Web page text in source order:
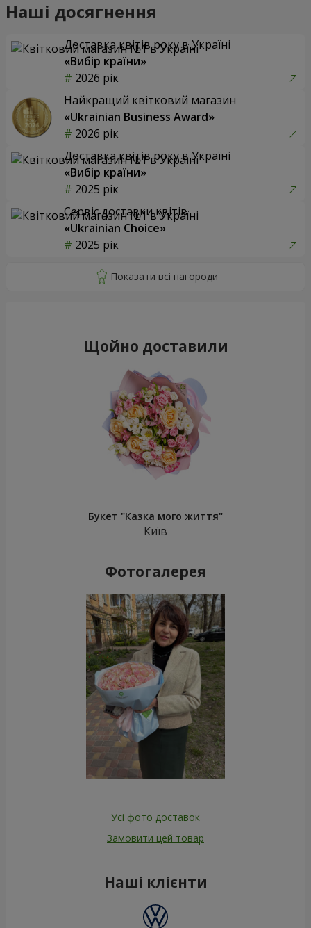
Наші досягнення
Доставка квітів року в Україні
«Вибір країни»
2026 рік
Найкращий квітковий магазин
«Ukrainian Business Award»
2026 рік
Доставка квітів року в Україні
«Вибір країни»
2025 рік
Сервіс доставки квітів
«Ukrainian Choice»
2025 рік
Щойно доставили
Букет "Казка мого життя"
Київ
Фотогалерея
Усі фото доставок
Замовити цей товар
Наші клієнти